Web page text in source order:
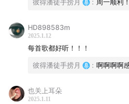
▏03:08▏Railroad - Monla
Nova Project
▏10:04▏Get Lucky -
彼得潘徒手捞月 : 周一顺利！
HD898583m
2025.1.12
每首歌都好听！！！
彼得潘徒手捞月 : 啊啊啊啊
也关上耳朵
2025.1.11